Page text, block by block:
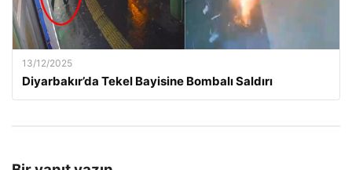
13/12/2025
Diyarbakır’da Tekel Bayisine Bombalı Saldırı